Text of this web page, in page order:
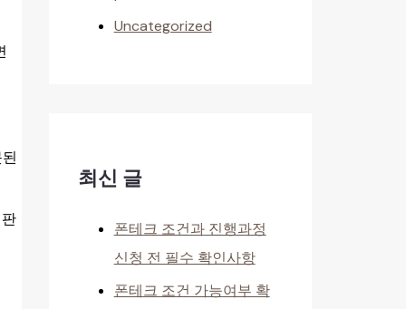
Uncategorized
최신 글
폰테크 조건과 진행과정
신청 전 필수 확인사항
폰테크 조건 가능여부 확